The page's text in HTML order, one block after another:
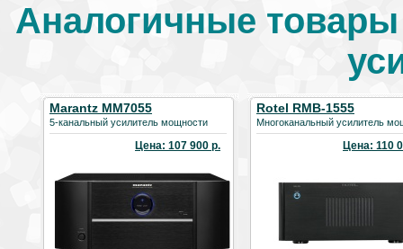
Аналогичные
Marantz MM7055
5-канальный усилитель мощности
Цена: 107 900 р.
Rotel RMB-1555
Многоканальный усилитель
Цена: 110